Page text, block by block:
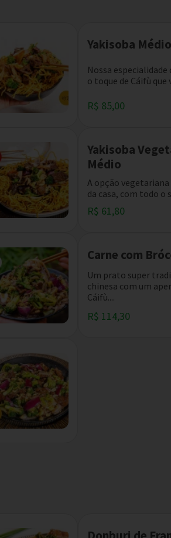
Yakisoba Médio
Nossa
o toque de Cáifù que
R$ 85,00
Yakisoba
Médio
A opção
da casa, com todo o
R$ 61,80
Carne com
Um prato super
chinesa com um
Cáifù....
R$ 114,30